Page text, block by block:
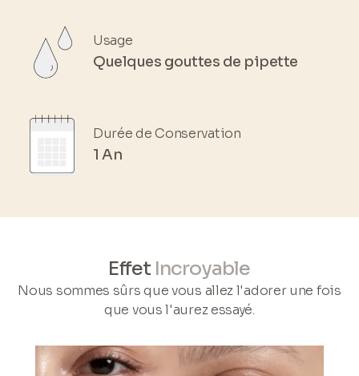
Usage
Quelques gouttes de pipette
Durée de Conservation
1 An
Effet Incroyable
Nous sommes sûrs que vous allez l'adorer une fois
que vous l'aurez essayé.